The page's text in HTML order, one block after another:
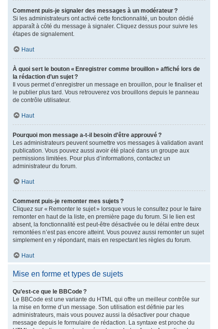
Comment puis-je signaler des messages à un modérateur ?
Si les administrateurs ont activé cette fonctionnalité, un bouton dédié
apparaît à côté du message à signaler. Cliquez dessus pour suivre les
étapes de signalement.
Haut
À quoi sert le bouton « Enregistrer comme brouillon » affiché lors de
la rédaction d’un sujet ?
Il vous permet d’enregistrer un message en brouillon, pour le finaliser et
le publier plus tard. Vous retrouverez vos brouillons depuis le panneau
de contrôle utilisateur.
Haut
Pourquoi mon message a-t-il besoin d’être approuvé ?
Les administrateurs peuvent soumettre vos messages à validation avant
publication. Vous pouvez aussi avoir été placé dans un groupe aux
permissions limitées. Pour plus d’informations, contactez un
administrateur du forum.
Haut
Comment puis-je remonter mes sujets ?
Cliquez sur « Remonter le sujet » lorsque vous le consultez pour le faire
remonter en haut de la liste, en première page du forum. Si le lien est
absent, la fonctionnalité est peut-être désactivée ou le délai entre deux
remontées n’est pas encore atteint. Vous pouvez aussi remonter un sujet
simplement en y répondant, mais en respectant les règles du forum.
Haut
Mise en forme et types de sujets
Qu’est-ce que le BBCode ?
Le BBCode est une variante du HTML qui offre un meilleur contrôle sur
la mise en forme d’un message. Son utilisation est définie par les
administrateurs, mais vous pouvez aussi la désactiver pour chaque
message depuis le formulaire de rédaction. La syntaxe est proche du